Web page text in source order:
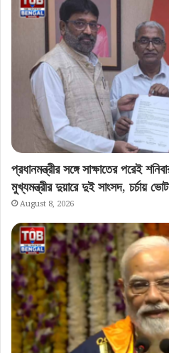
প্রধানমন্ত্রীর সঙ্গে সাক্ষাতের পরেই
মুখ্যমন্ত্রীর দুয়ারে দুই সাংসদ, চর্চায়
August 8, 2026